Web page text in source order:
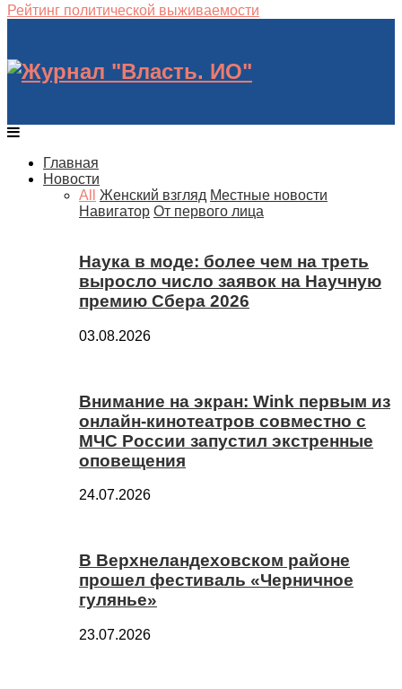
Рейтинг политической выживаемости
Главная
Новости
All
Женский взгляд Местные новости
Навигатор От первого лица
Наука в моде: более чем на треть
выросло число заявок на Научную
премию Сбера 2026
03.08.2026
Внимание на экран: Wink первым из
онлайн-кинотеатров совместно с
МЧС России запустил экстренные
оповещения
24.07.2026
В Верхнеландеховском районе
прошел фестиваль «Черничное
гулянье»
23.07.2026